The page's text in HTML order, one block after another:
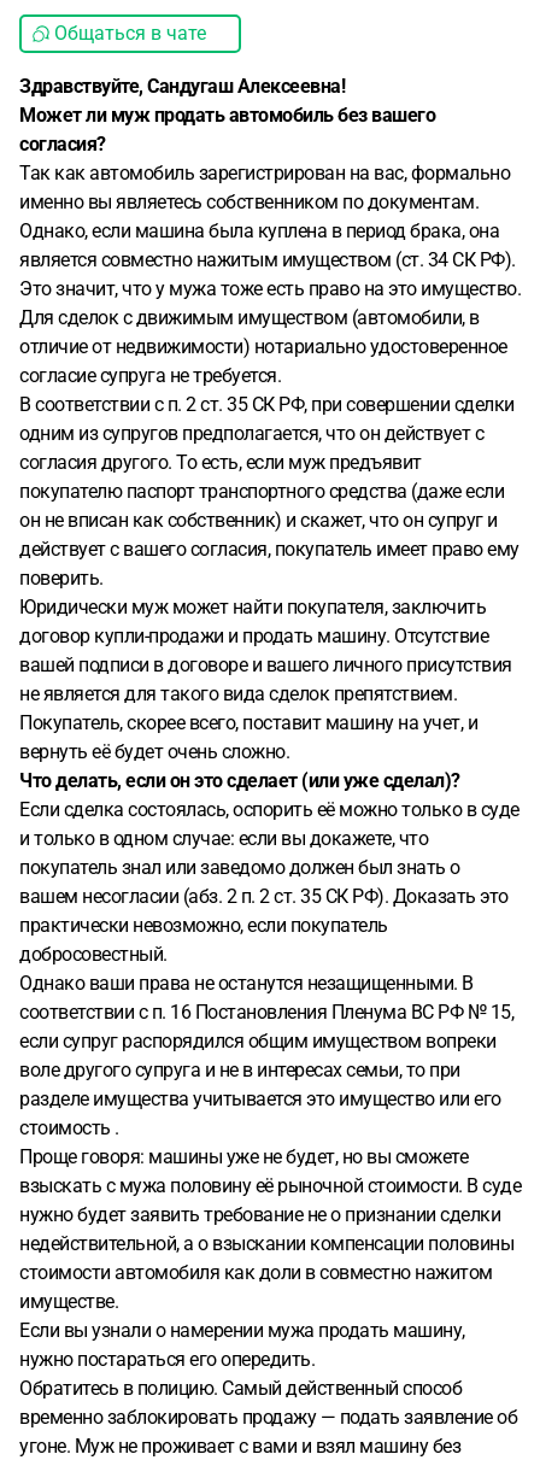
Общаться в чате
Здравствуйте, Сандугаш Алексеевна!
Может ли муж продать автомобиль без вашего
согласия?
Так как автомобиль зарегистрирован на вас, формально
именно вы являетесь собственником по документам.
Однако, если машина была куплена в период брака, она
является совместно нажитым имуществом (ст. 34 СК РФ).
Это значит, что у мужа тоже есть право на это имущество.
Для сделок с движимым имуществом (автомобили, в
отличие от недвижимости) нотариально удостоверенное
согласие супруга не требуется.
В соответствии с п. 2 ст. 35 СК РФ, при совершении сделки
одним из супругов предполагается, что он действует с
согласия другого. То есть, если муж предъявит
покупателю паспорт транспортного средства (даже если
он не вписан как собственник) и скажет, что он супруг и
действует с вашего согласия, покупатель имеет право ему
поверить.
Юридически муж может найти покупателя, заключить
договор купли-продажи и продать машину. Отсутствие
вашей подписи в договоре и вашего личного присутствия
не является для такого вида сделок препятствием.
Покупатель, скорее всего, поставит машину на учет, и
вернуть её будет очень сложно.
Что делать, если он это сделает (или уже сделал)?
Если сделка состоялась, оспорить её можно только в суде
и только в одном случае: если вы докажете, что
покупатель знал или заведомо должен был знать о
вашем несогласии (абз. 2 п. 2 ст. 35 СК РФ). Доказать это
практически невозможно, если покупатель
добросовестный.
Однако ваши права не останутся незащищенными. В
соответствии с п. 16 Постановления Пленума ВС РФ № 15,
если супруг распорядился общим имуществом вопреки
воле другого супруга и не в интересах семьи, то при
разделе имущества учитывается это имущество или его
стоимость .
Проще говоря: машины уже не будет, но вы сможете
взыскать с мужа половину её рыночной стоимости. В суде
нужно будет заявить требование не о признании сделки
недействительной, а о взыскании компенсации половины
стоимости автомобиля как доли в совместно нажитом
имуществе.
Если вы узнали о намерении мужа продать машину,
нужно постараться его опередить.
Обратитесь в полицию. Самый действенный способ
временно заблокировать продажу — подать заявление об
угоне. Муж не проживает с вами и взял машину без